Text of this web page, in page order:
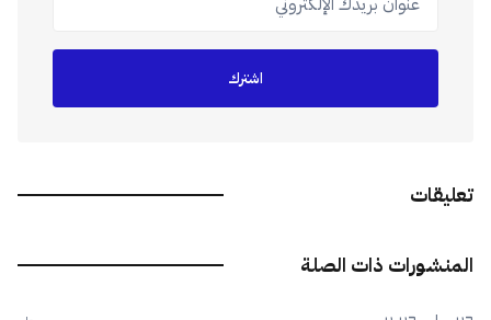
اشترك
تعليقات
المنشورات ذات الصلة